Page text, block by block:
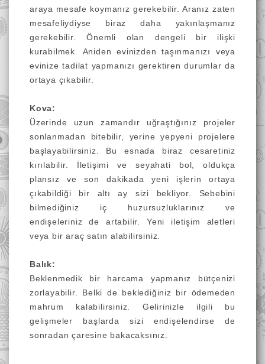
araya mesafe koymanız gerekebilir. Aranız zaten
mesafeliydiyse biraz daha yakınlaşmanız
gerekebilir. Önemli olan dengeli bir ilişki
kurabilmek. Aniden evinizden taşınmanızı veya
evinize tadilat yapmanızı gerektiren durumlar da
ortaya çıkabilir.
Kova:
Üzerinde uzun zamandır uğraştığınız projeler
sonlanmadan bitebilir, yerine yepyeni projelere
başlayabilirsiniz. Bu esnada biraz cesaretiniz
kırılabilir. İletişimi ve seyahati bol, oldukça
plansız ve son dakikada yeni işlerin ortaya
çıkabildiği bir altı ay sizi bekliyor. Sebebini
bilmediğiniz iç huzursuzluklarınız ve
endişeleriniz de artabilir. Yeni iletişim aletleri
veya bir araç satın alabilirsiniz.
Balık:
Beklenmedik bir harcama yapmanız bütçenizi
zorlayabilir. Belki de beklediğiniz bir ödemeden
mahrum kalabilirsiniz. Gelirinizle ilgili bu
gelişmeler başlarda sizi endişelendirse de
sonradan çaresine bakacaksınız.